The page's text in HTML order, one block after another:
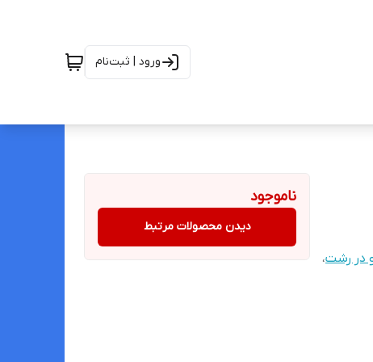
ورود | ثبت‌نام
در رشت،
ناموجود
دیدن محصولات مرتبط